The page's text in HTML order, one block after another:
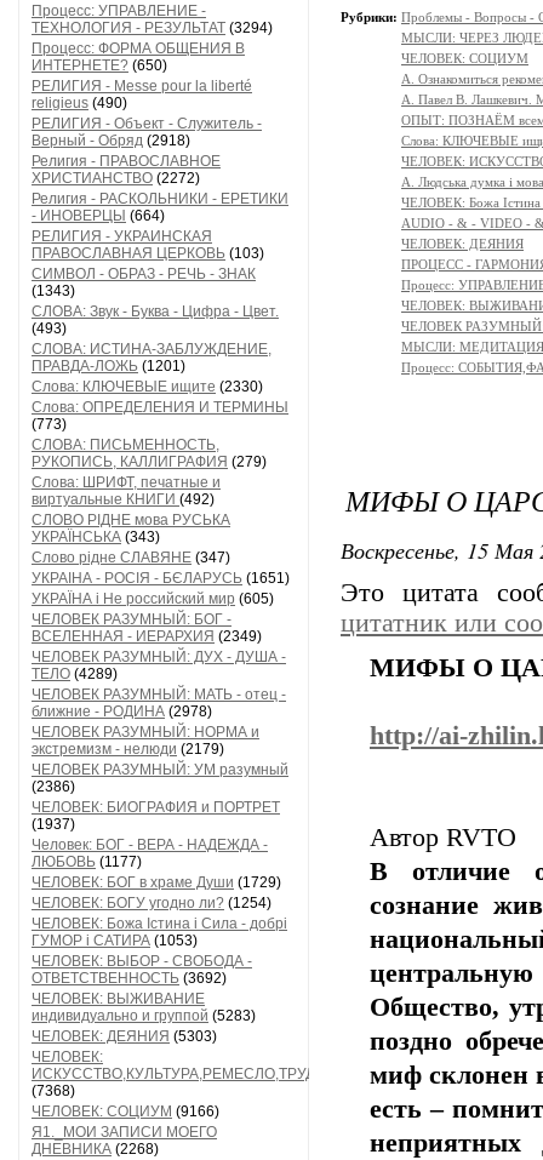
Процесс: УПРАВЛЕНИЕ -
ТЕХНОЛОГИЯ - РЕЗУЛЬТАТ (3294)
Процесс: ФОРМА ОБЩЕНИЯ В
ИНТЕРНЕТЕ? (650)
РЕЛИГИЯ - Messe pour la liberté
religieus (490)
РЕЛИГИЯ - Объект - Служитель -
Верный - Обряд (2918)
Религия - ПРАВОСЛАВНОЕ
ХРИСТИАНСТВО (2272)
Религия - РАСКОЛЬНИКИ - ЕРЕТИКИ
- ИНОВЕРЦЫ (664)
РЕЛИГИЯ - УКРАИНСКАЯ
ПРАВОСЛАВНАЯ ЦЕРКОВЬ (103)
СИМВОЛ - ОБРАЗ - РЕЧЬ - ЗНАК
(1343)
СЛОВА: Звук - Буква - Цифра - Цвет.
(493)
СЛОВА: ИСТИНА-ЗАБЛУЖДЕНИЕ,
ПРАВДА-ЛОЖЬ (1201)
Слова: КЛЮЧЕВЫЕ ищите (2330)
Слова: ОПРЕДЕЛЕНИЯ И ТЕРМИНЫ
(773)
СЛОВА: ПИСЬМЕННОСТЬ,
РУКОПИСЬ, КАЛЛИГРАФИЯ (279)
Слова: ШРИФТ, печатные и
виртуальные КНИГИ (492)
СЛОВО РІДНЕ мова РУСЬКА
УКРАЇНСЬКА (343)
Слово рідне СЛАВЯНЕ (347)
УКРАІНА - РОСІЯ - БЄЛАРУСЬ (1651)
УКРАЇНА і Не российский мир (605)
ЧЕЛОВЕК РАЗУМНЫЙ: БОГ -
ВСЕЛЕННАЯ - ИЕРАРХИЯ (2349)
ЧЕЛОВЕК РАЗУМНЫЙ: ДУХ - ДУША -
ТЕЛО (4289)
ЧЕЛОВЕК РАЗУМНЫЙ: МАТЬ - отец -
ближние - РОДИНА (2978)
ЧЕЛОВЕК РАЗУМНЫЙ: НОРМА и
экстремизм - нелюди (2179)
ЧЕЛОВЕК РАЗУМНЫЙ: УМ разумный
(2386)
ЧЕЛОВЕК: БИОГРАФИЯ и ПОРТРЕТ
(1937)
Человек: БОГ - ВЕРА - НАДЕЖДА -
ЛЮБОВЬ (1177)
ЧЕЛОВЕК: БОГ в храме Души (1729)
ЧЕЛОВЕК: БОГУ угодно ли? (1254)
ЧЕЛОВЕК: Божа Істина і Сила - добрі
ГУМОР і САТИРА (1053)
ЧЕЛОВЕК: ВЫБОР - СВОБОДА -
ОТВЕТСТВЕННОСТЬ (3692)
ЧЕЛОВЕК: ВЫЖИВАНИЕ
индивидуально и группой (5283)
ЧЕЛОВЕК: ДЕЯНИЯ (5303)
ЧЕЛОВЕК:
ИСКУССТВО,КУЛЬТУРА,РЕМЕСЛО,ТРУД
(7368)
ЧЕЛОВЕК: СОЦИУМ (9166)
Я1._МОИ ЗАПИСИ МОЕГО
ДНЕВНИКА (2268)
Рубрики: Проблемы - Вопросы -
МЫСЛИ: ЧЕРЕЗ
ЧЕЛОВЕК: СОЦИУМ
А. Ознакомиться
А. Павел В. Лашкевич.
ОПЫТ: ПОЗНАЁМ всем
Слова: КЛЮЧЕВЫЕ
ЧЕЛОВЕК:
A. Людська думка і мова
ЧЕЛОВЕК: Божа
AUDIO - & - VIDEO -
ЧЕЛОВЕК: ДЕЯНИЯ
ПРОЦЕСС -
Процесс:
ЧЕЛОВЕК: ВЫЖИВАНИЕ
ЧЕЛОВЕК РАЗУМНЫЙ:
МЫСЛИ: МЕДИТАЦИЯ
Процесс:
МИФЫ О
Воскресенье, 15
Это цитата
цитатник или
МИФЫ О
http://ai-
Автор RVTO
В отличие
сознание
Общество,
поздно
миф склонен
есть –
неприятных